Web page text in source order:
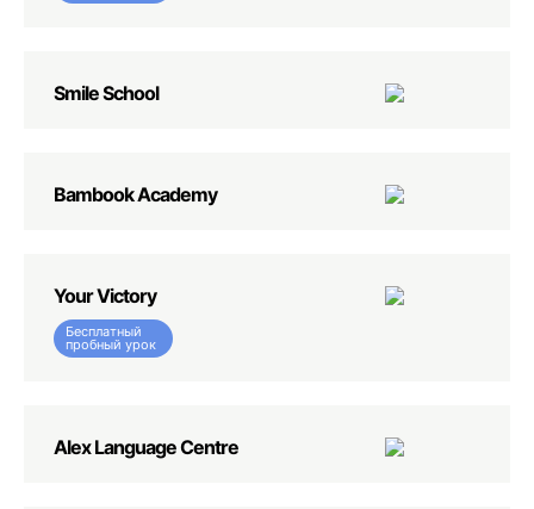
Smile School
Bambook Academy
Your Victory
Бесплатный
пробный урок
Alex Language Centre